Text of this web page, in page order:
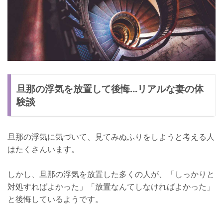
旦那の浮気を放置して後悔...リアルな妻の体
験談
旦那の浮気に気づいて、見てみぬふりをしようと考える人
はたくさんいます。
しかし、旦那の浮気を放置した多くの人が、「しっかりと
対処すればよかった」「放置なんてしなければよかった」
と後悔しているようです。